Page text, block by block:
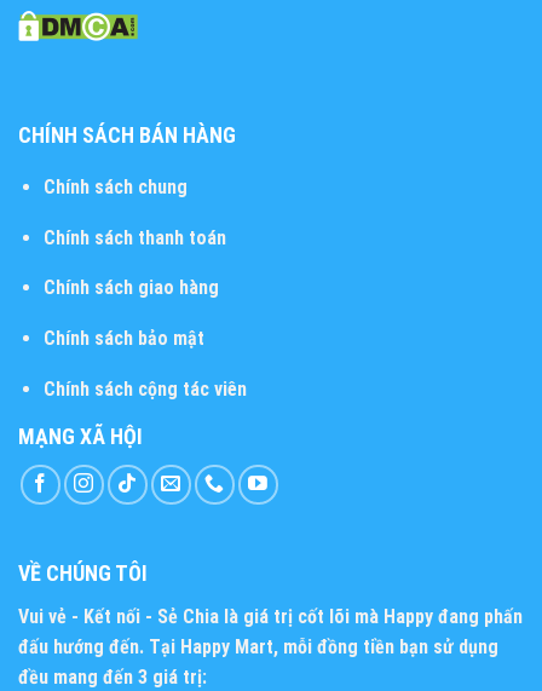
CHÍNH SÁCH BÁN HÀNG
Chính sách chung
Chính sách thanh toán
Chính sách giao hàng
Chính sách bảo mật
Chính sách cộng tác viên
MẠNG XÃ HỘI
VỀ CHÚNG TÔI
Vui vẻ - Kết nối - Sẻ Chia là giá trị cốt lõi mà Happy đang phấn
đấu hướng đến. Tại Happy Mart, mỗi đồng tiền bạn sử dụng
đều mang đến 3 giá trị: